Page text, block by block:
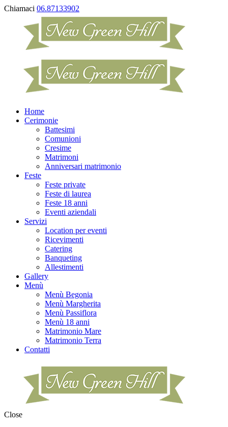
Chiamaci 06.87133902
Home
Cerimonie
Battesimi
Comunioni
Cresime
Matrimoni
Anniversari matrimonio
Feste
Feste private
Feste di laurea
Feste 18 anni
Eventi aziendali
Servizi
Location per eventi
Ricevimenti
Catering
Banqueting
Allestimenti
Gallery
Menù
Menù Begonia
Menù Margherita
Menù Passiflora
Menù 18 anni
Matrimonio Mare
Matrimonio Terra
Contatti
Close